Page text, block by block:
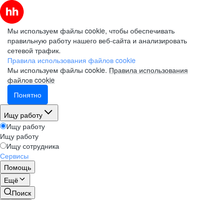
Мы используем файлы cookie, чтобы обеспечивать
правильную работу нашего веб-сайта и анализировать
сетевой трафик.
Правила использования файлов cookie
Мы используем файлы cookie. Правила использования
файлов cookie
Понятно
Ищу работу
Ищу работу
Ищу работу
Ищу сотрудника
Сервисы
Помощь
Ещё
Поиск